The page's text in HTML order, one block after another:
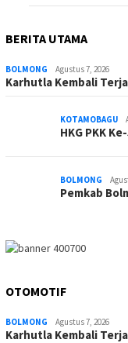
BERITA UTAMA
BOLMONG Agustus 7, 2026
Karhutla Kembali
KOTAMOBAGU
HKG PKK
BOLMONG
Pemkab
OTOMOTIF
BOLMONG Agustus 7, 2026
Karhutla Kembali